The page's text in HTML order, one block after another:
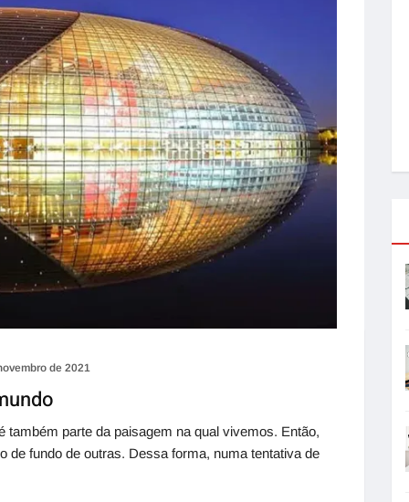
de 2021
também parte da paisagem na qual vivemos. Então,
de fundo de outras. Dessa forma, numa tentativa de